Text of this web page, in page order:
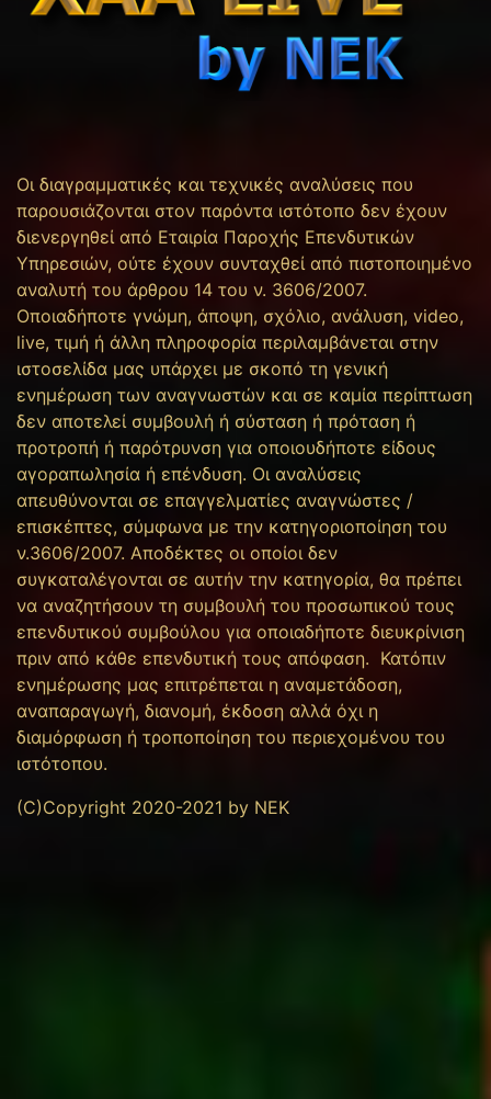
Οι διαγραμματικές και τεχνικές αναλύσεις που
παρουσιάζονται στον παρόντα ιστότοπο δεν έχουν
διενεργηθεί από Εταιρία Παροχής Επενδυτικών
Υπηρεσιών, ούτε έχουν συνταχθεί από πιστοποιημένο
αναλυτή του άρθρου 14 του ν. 3606/2007.
Οποιαδήποτε γνώμη, άποψη, σχόλιο, ανάλυση, video,
live, τιμή ή άλλη πληροφορία περιλαμβάνεται στην
ιστοσελίδα μας υπάρχει με σκοπό τη γενική
ενημέρωση των αναγνωστών και σε καμία περίπτωση
δεν αποτελεί συμβουλή ή σύσταση ή πρόταση ή
προτροπή ή παρότρυνση για οποιουδήποτε είδους
αγοραπωλησία ή επένδυση. Οι αναλύσεις
απευθύνονται σε επαγγελματίες αναγνώστες /
επισκέπτες, σύμφωνα με την κατηγοριοποίηση του
ν.3606/2007. Αποδέκτες οι οποίοι δεν
συγκαταλέγονται σε αυτήν την κατηγορία, θα πρέπει
να αναζητήσουν τη συμβουλή του προσωπικού τους
επενδυτικού συμβούλου για οποιαδήποτε διευκρίνιση
πριν από κάθε επενδυτική τους απόφαση. Κατόπιν
ενημέρωσης μας επιτρέπεται η αναμετάδοση,
αναπαραγωγή, διανομή, έκδοση αλλά όχι η
διαμόρφωση ή τροποποίηση του περιεχομένου του
ιστότοπου.
(C)Copyright 2020-2021 by NEK